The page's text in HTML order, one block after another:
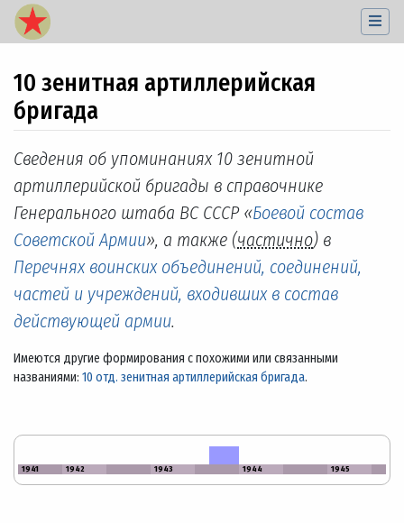
10 зенитная артиллерийская
бригада
Перейти к:навигация,поиск
Сведения об упоминаниях 10 зенитной
артиллерийской бригады в справочнике
Генерального штаба ВС СССР «Боевой состав
Советской Армии», а также (частично) в
Перечнях воинских объединений, соединений,
частей и учреждений, входивших в состав
действующей армии.
Имеются другие формирования с похожими или связанными
названиями: 10 отд. зенитная артиллерийская бригада.
1941 1942 1943 1944 1945